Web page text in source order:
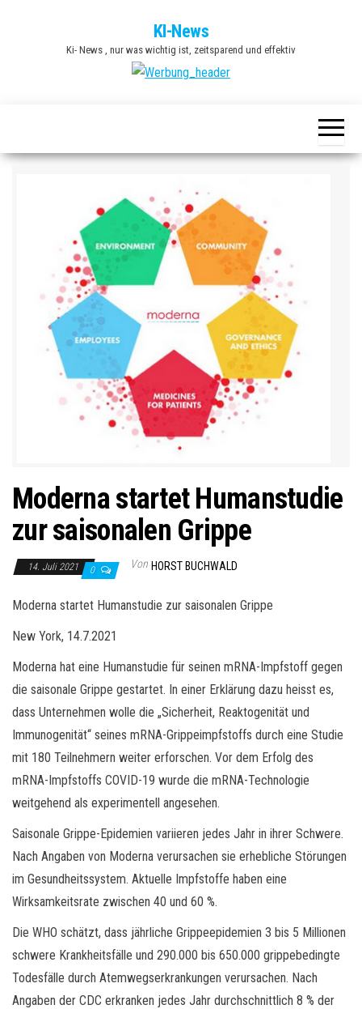
KI-News
Ki- News , nur was wichtig ist, zeitsparend und effektiv
Moderna startet Humanstudie
zur saisonalen Grippe
14. Juli 2021 0 Von HORST BUCHWALD
Moderna startet Humanstudie zur saisonalen Grippe
New York, 14.7.2021
Moderna hat eine Humanstudie für seinen mRNA-Impfstoff gegen
die saisonale Grippe gestartet. In einer Erklärung dazu heisst es,
dass Unternehmen wolle die „Sicherheit, Reaktogenität und
Immunogenität“ seines mRNA-Grippeimpfstoffs durch eine Studie
mit 180 Teilnehmern weiter erforschen. Vor dem Erfolg des
mRNA-Impfstoffs COVID-19 wurde die mRNA-Technologie
weitgehend als experimentell angesehen.
Saisonale Grippe-Epidemien variieren jedes Jahr in ihrer Schwere.
Nach Angaben von Moderna verursachen sie erhebliche Störungen
im Gesundheitssystem. Aktuelle Impfstoffe haben eine
Wirksamkeitsrate zwischen 40 und 60 %.
Die WHO schätzt, dass jährliche Grippeepidemien 3 bis 5 Millionen
schwere Krankheitsfälle und 290.000 bis 650.000 grippebedingte
Todesfälle durch Atemwegserkrankungen verursachen. Nach
Angaben der CDC erkranken jedes Jahr durchschnittlich 8 % der